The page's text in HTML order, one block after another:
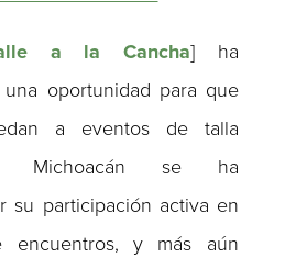
a la Cancha] ha
una oportunidad para que
a eventos de talla
Michoacán se ha
su participación activa en
encuentros, y más aún